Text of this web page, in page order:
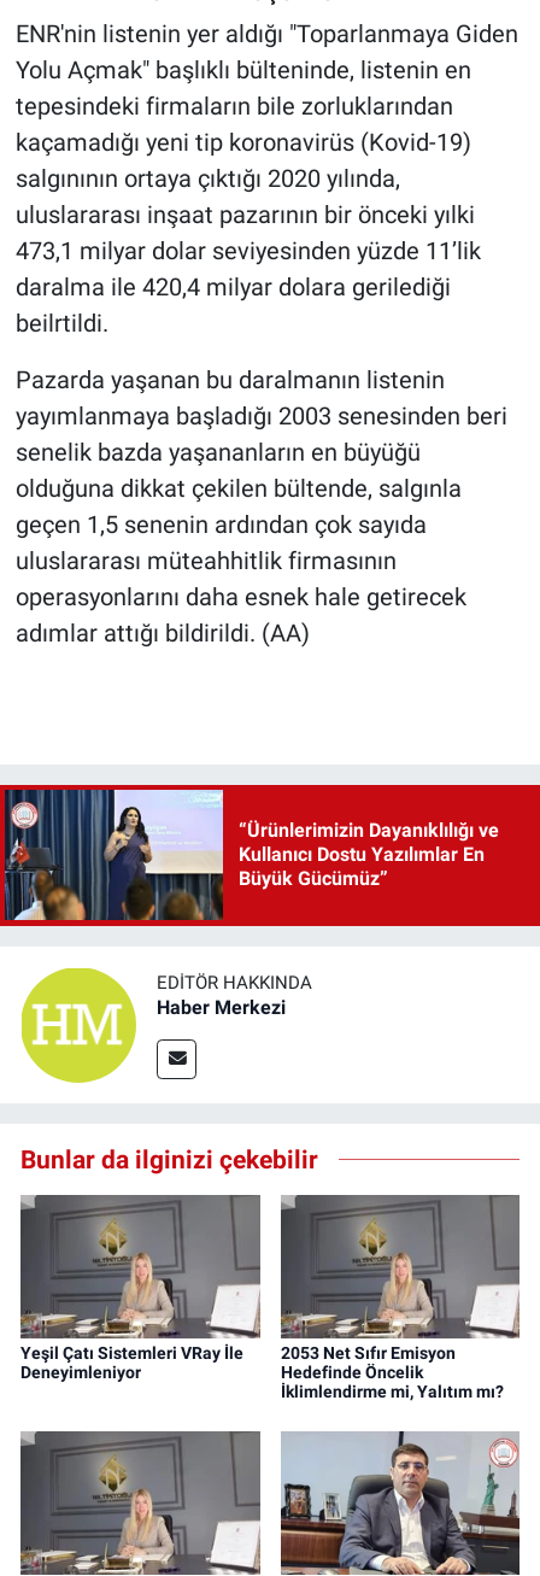
ENR'nin listenin yer aldığı "Toparlanmaya Giden
Yolu Açmak" başlıklı bülteninde, listenin en
tepesindeki firmaların bile zorluklarından
kaçamadığı yeni tip koronavirüs (Kovid-19)
salgınının ortaya çıktığı 2020 yılında,
uluslararası inşaat pazarının bir önceki yılki
473,1 milyar dolar seviyesinden yüzde 11’lik
daralma ile 420,4 milyar dolara gerilediği
beilrtildi.
Pazarda yaşanan bu daralmanın listenin
yayımlanmaya başladığı 2003 senesinden beri
senelik bazda yaşananların en büyüğü
olduğuna dikkat çekilen bültende, salgınla
geçen 1,5 senenin ardından çok sayıda
uluslararası müteahhitlik firmasının
operasyonlarını daha esnek hale getirecek
adımlar attığı bildirildi. (AA)
“Ürünlerimizin Dayanıklılığı ve
Kullanıcı Dostu Yazılımlar En
Büyük Gücümüz”
EDITÖR HAKKINDA
Haber Merkezi
Bunlar da ilginizi çekebilir
Yeşil Çatı Sistemleri VRay İle
Deneyimleniyor
2053 Net Sıfır Emisyon
Hedefinde Öncelik
İklimlendirme mi, Yalıtım mı?